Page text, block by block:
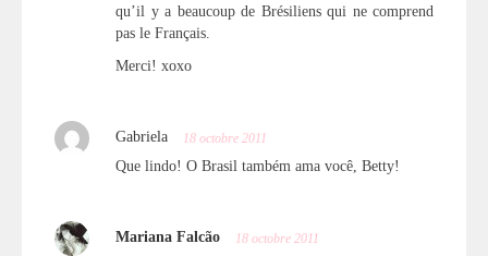
qu’il y a beaucoup de Brésiliens qui ne comprend
pas le Français.
Merci! xoxo
Gabriela 18 octobre 2011
Que lindo! O Brasil também ama você, Betty!
Mariana Falcão 18 octobre 2011